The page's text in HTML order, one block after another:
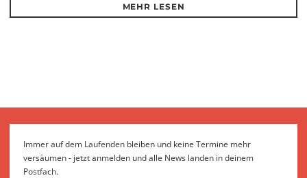
MEHR LESEN
Immer auf dem Laufenden bleiben und keine Termine mehr
versäumen - jetzt anmelden und alle News landen in deinem
Postfach.